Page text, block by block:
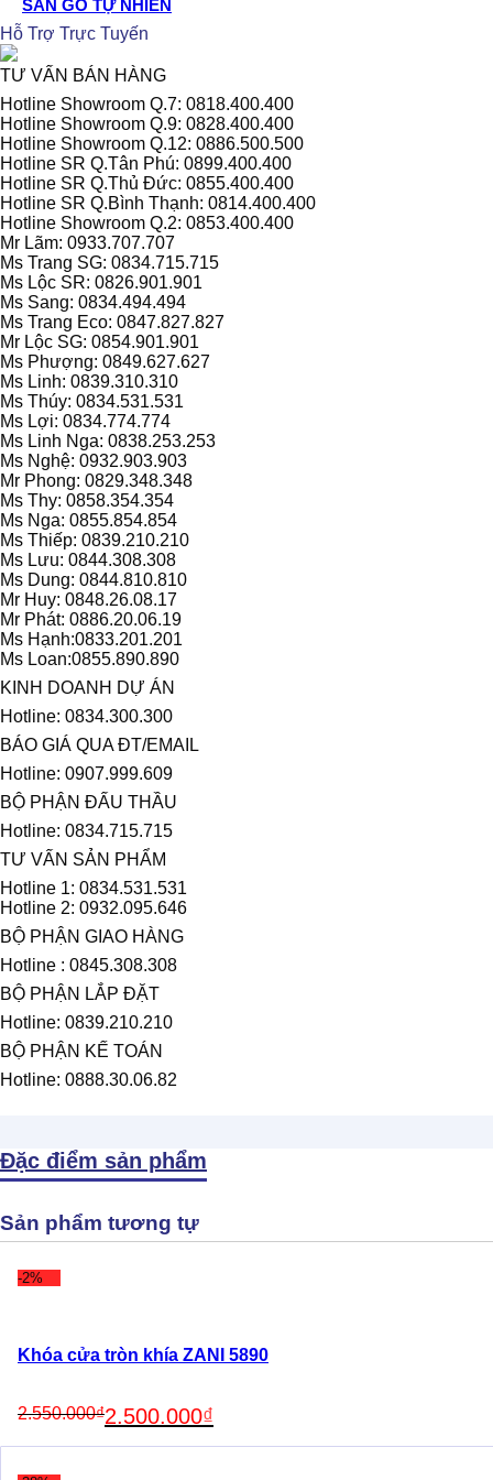
SÀN GỖ TỰ NHIÊN
Hỗ Trợ Trực Tuyến
TƯ VẤN BÁN HÀNG
Hotline Showroom Q.7: 0818.400.400
Hotline Showroom Q.9: 0828.400.400
Hotline Showroom Q.12: 0886.500.500
Hotline SR Q.Tân Phú: 0899.400.400
Hotline SR Q.Thủ Đức: 0855.400.400
Hotline SR Q.Bình Thạnh: 0814.400.400
Hotline Showroom Q.2: 0853.400.400
Mr Lãm: 0933.707.707
Ms Trang SG: 0834.715.715
Ms Lộc SR: 0826.901.901
Ms Sang: 0834.494.494
Ms Trang Eco: 0847.827.827
Mr Lộc SG: 0854.901.901
Ms Phượng: 0849.627.627
Ms Linh: 0839.310.310
Ms Thúy: 0834.531.531
Ms Lợi: 0834.774.774
Ms Linh Nga: 0838.253.253
Ms Nghệ: 0932.903.903
Mr Phong: 0829.348.348
Ms Thy: 0858.354.354
Ms Nga: 0855.854.854
Ms Thiếp: 0839.210.210
Ms Lưu: 0844.308.308
Ms Dung: 0844.810.810
Mr Huy: 0848.26.08.17
Mr Phát: 0886.20.06.19
Ms Hạnh:0833.201.201
Ms Loan:0855.890.890
KINH DOANH DỰ ÁN
Hotline: 0834.300.300
BÁO GIÁ QUA ĐT/EMAIL
Hotline: 0907.999.609
BỘ PHẬN ĐẤU THẦU
Hotline: 0834.715.715
TƯ VẤN SẢN PHẨM
Hotline 1: 0834.531.531
Hotline 2: 0932.095.646
BỘ PHẬN GIAO HÀNG
Hotline : 0845.308.308
BỘ PHẬN LẮP ĐẶT
Hotline: 0839.210.210
BỘ PHẬN KẾ TOÁN
Hotline: 0888.30.06.82
Đặc điểm sản phẩm
Sản phẩm tương tự
-2%
Khóa cửa tròn khía ZANI 5890
2.550.000₫
price
was:
2.500.000₫
price
is: